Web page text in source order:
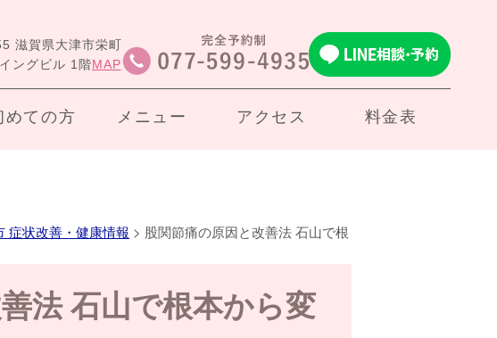
滋賀県大津市栄町
ングビル 1階MAP
めての方 メニュー アクセス 料金表
症状改善・健康情報 > 股関節痛の原因と改善法 石山で根
法 石山で根本から変